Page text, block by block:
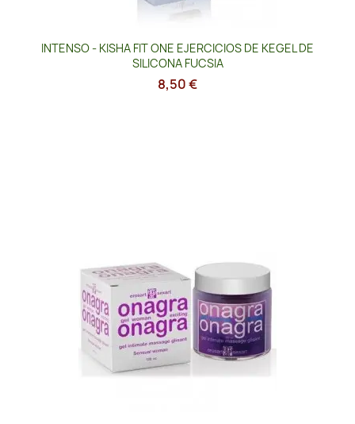
INTENSO - KISHA FIT ONE EJERCICIOS DE KEGEL DE
SILICONA FUCSIA
8,50 €